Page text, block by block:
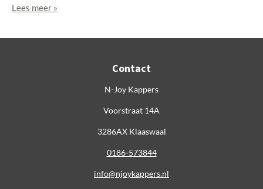
Lees meer »
Contact
N-Joy Kappers
Voorstraat 14A
3286AX Klaaswaal
0186-573844
info@njoykappers.nl